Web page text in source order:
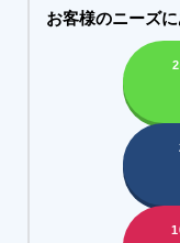
お客様のニーズ